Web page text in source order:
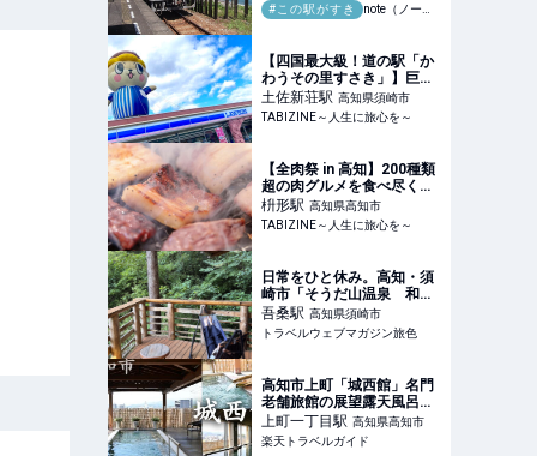
#この駅がすき
note（ノート）
【四国最大級！道の駅「か
わうその里すさき」】巨大
しんじょう君バルーンが目
印！グッズ＆フォトスポッ
ト満載 | TABIZINE～人生に
土佐新荘駅 高知県須崎市
TABIZINE～人生に旅心を～
【全肉祭 in 高知】200種類
超の肉グルメを食べ尽く
せ！夜はファイヤーショー
＆ライブもあり | TABIZINE
～人生に旅心を～
枡形駅 高知県高知市
TABIZINE～人生に旅心を～
日常をひと休み。高知・須
崎市「そうだ山温泉 和」
で叶える癒やしのリトリー
ト
吾桑駅 高知県須崎市
トラベルウェブマガジン旅色
高知市上町「城西館」名門
老舗旅館の展望露天風呂を
日帰り入浴で 【楽天トラベ
ル】
上町一丁目駅 高知県高知市
楽天トラベルガイド